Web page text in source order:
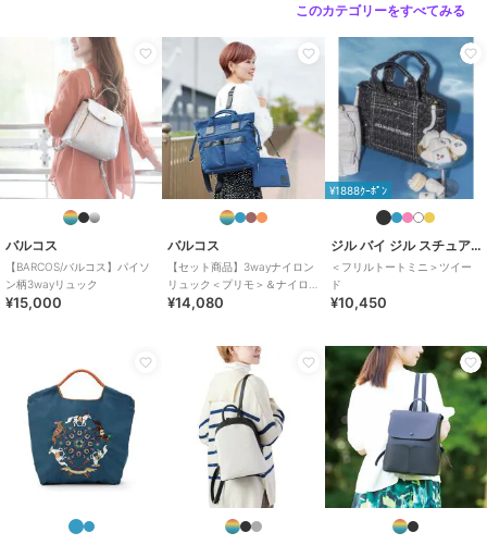
このカテゴリーをすべてみる
バルコス
【BARCOS/バルコス】パイソ
ン柄3wayリュック
¥15,000
バルコス
【セット商品】3wayナイロン
リュック＜プリモ＞＆ナイロ
ンサコッシュ
¥14,080
¥1888ｸｰﾎﾟﾝ
ジル バイ ジル スチュアート
＜フリルトートミニ＞ツイー
ド
¥10,450